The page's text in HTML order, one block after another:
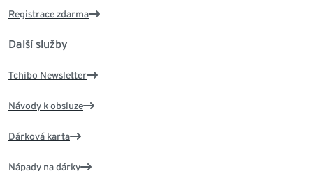
Registrace zdarma
Další služby
Tchibo Newsletter
Návody k obsluze
Dárková karta
Nápady na dárky